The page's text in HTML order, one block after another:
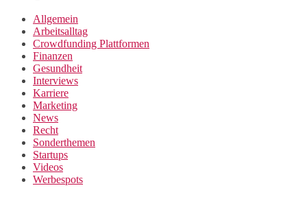
Allgemein
Arbeitsalltag
Crowdfunding Plattformen
Finanzen
Gesundheit
Interviews
Karriere
Marketing
News
Recht
Sonderthemen
Startups
Videos
Werbespots